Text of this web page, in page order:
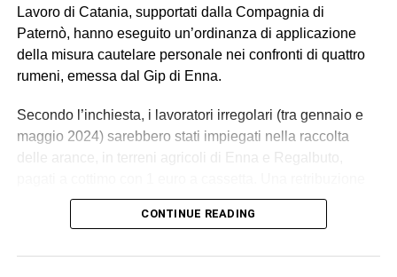
Lavoro di Catania, supportati dalla Compagnia di
Paternò, hanno eseguito un’ordinanza di applicazione
della misura cautelare personale nei confronti di quattro
rumeni, emessa dal Gip di Enna.
Secondo l’inchiesta, i lavoratori irregolari (tra gennaio e
maggio 2024) sarebbero stati impiegati nella raccolta
delle arance, in terreni agricoli di Enna e Regalbuto,
palesemente difforme e sproporzionata rispetto ai minimi
contrattuali. Un impegno di circa 70 ore settimanali, senza
CONTINUE READING